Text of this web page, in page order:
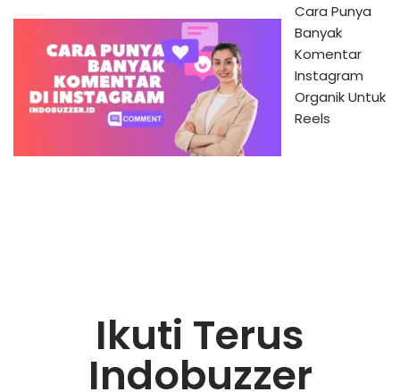
Cara Punya
Banyak
Komentar
Instagram
Organik Untuk
Reels
Ikuti Terus
Indobuzzer